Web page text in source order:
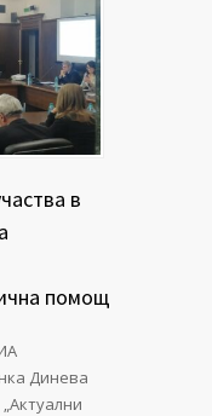
в
помощ
Динева